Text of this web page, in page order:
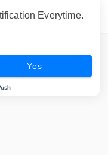
Everytime.
Yes